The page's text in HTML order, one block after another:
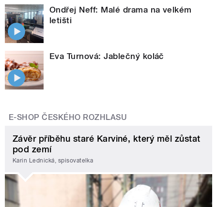
Ondřej Neff: Malé drama na velkém
letišti
Eva Turnová: Jablečný koláč
E-SHOP ČESKÉHO ROZHLASU
Závěr příběhu staré Karviné, který měl zůstat
pod zemí
Karin Lednická, spisovatelka